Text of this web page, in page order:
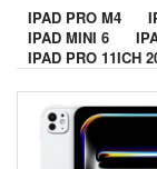
IPAD PRO M4
IPAD MINI 6
IPAD PRO 11ICH